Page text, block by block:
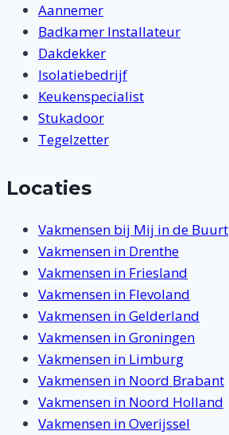
Aannemer
Badkamer Installateur
Dakdekker
Isolatiebedrijf
Keukenspecialist
Stukadoor
Tegelzetter
Locaties
Vakmensen bij Mij in de Buurt
Vakmensen in Drenthe
Vakmensen in Friesland
Vakmensen in Flevoland
Vakmensen in Gelderland
Vakmensen in Groningen
Vakmensen in Limburg
Vakmensen in Noord Brabant
Vakmensen in Noord Holland
Vakmensen in Overijssel